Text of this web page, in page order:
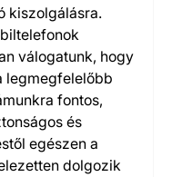
kiszolgálásra.
válogatunk, hogy
legmegfelelőbb
fontos,
és
egészen a
dolgozik